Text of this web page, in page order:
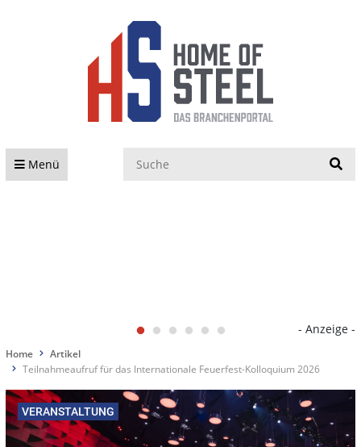
Menü
- Anzeige -
Home
Artikel
Teilnahmeaufruf für das Internationale Feuerfest-Kolloquium 2026
VERANSTALTUNG